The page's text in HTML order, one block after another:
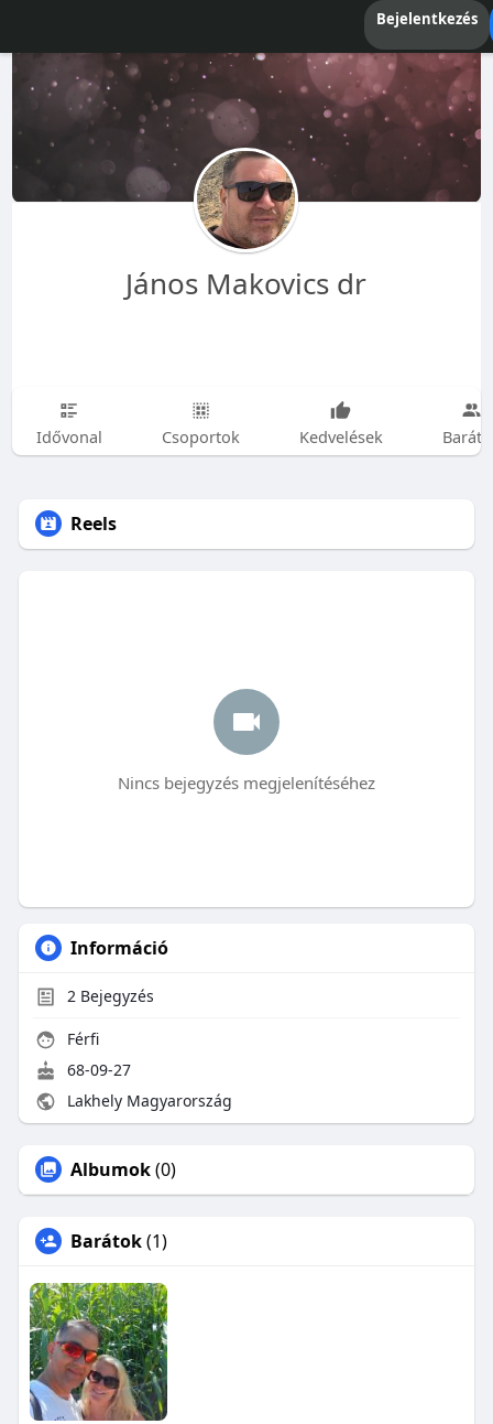
Bejelentkezés
János Makovics dr
Idővonal Csoportok Kedvelések
Reels
Nincs bejegyzés megjelenítéséhez
Információ
2Bejegyzés
Férfi
68-09-27
Lakhely Magyarország
Albumok(0)
Barátok(1)